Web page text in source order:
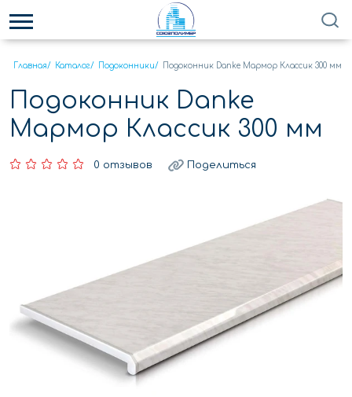
Главная/ Каталог/ Подоконники/ Подоконник Danke Мармор Классик 300 мм
Подоконник Danke
Мармор Классик 300 мм
0 отзывов Поделиться